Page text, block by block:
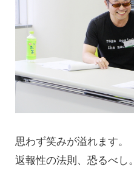
思わず笑みが溢れます。
返報性の法則、恐るべし。